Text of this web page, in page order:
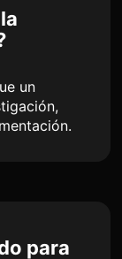
un
para